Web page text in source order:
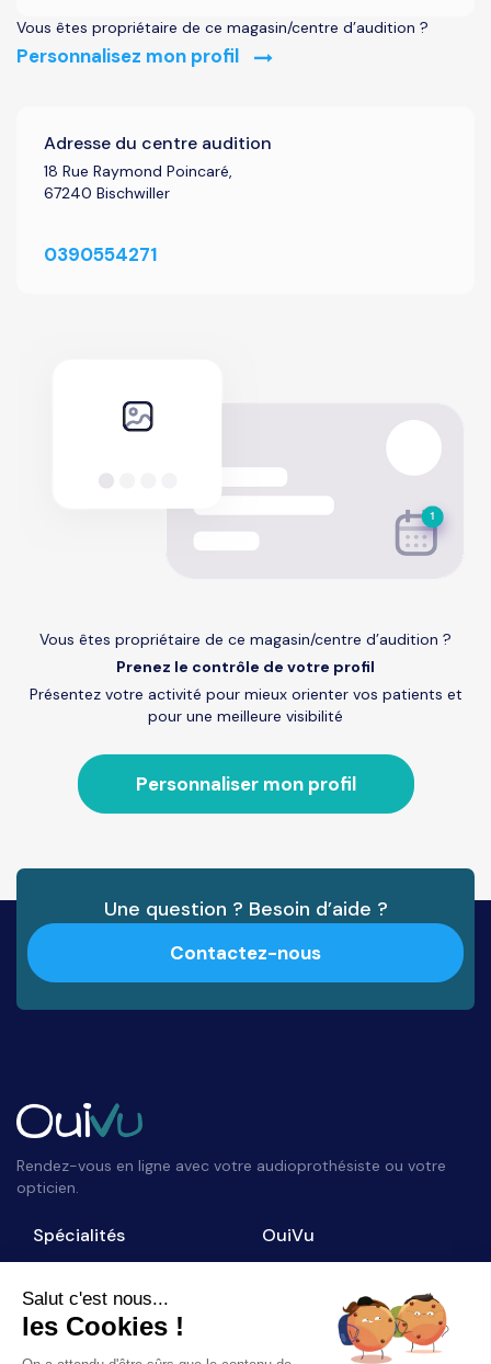
Vous êtes propriétaire de ce magasin/centre d’audition ?
Personnalisez mon profil
Adresse du centre audition
18 Rue Raymond Poincaré,
67240 Bischwiller
0390554271
Vous êtes propriétaire de ce magasin/centre d’audition ?
Prenez le contrôle de votre profil
Présentez votre activité pour mieux orienter vos patients et
pour une meilleure visibilité
Personnaliser mon profil
Une question ? Besoin d’aide ?
Contactez-nous
Rendez-vous en ligne avec votre audioprothésiste ou votre
opticien.
Spécialités
Opticiens
Audioprothésistes
OuiVu
Qui sommes-nous ?
Nous contacter
Accès professionnel
Salut c'est nous...
les Cookies !